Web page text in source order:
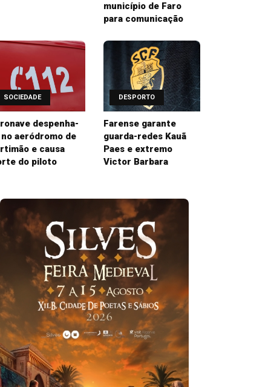
município de Faro
para comunicação
SOCIEDADE
despenha-
aeródromo de
e causa
do piloto
DESPORTO
Farense garante
guarda-redes Kauã
Paes e extremo
Victor Barbara